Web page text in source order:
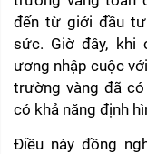
đến từ giới đầu tư
sức. Giờ đây, khi
ương nhập cuộc
trường vàng đã
có khả năng định
Điều này đồng